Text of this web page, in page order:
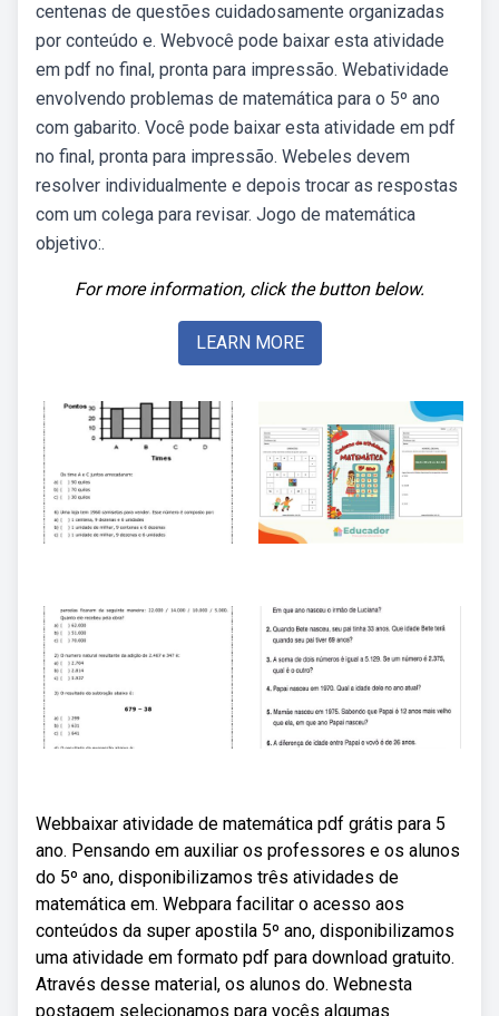
centenas de questões cuidadosamente organizadas
por conteúdo e. Webvocê pode baixar esta atividade
em pdf no final, pronta para impressão. Webatividade
envolvendo problemas de matemática para o 5º ano
com gabarito. Você pode baixar esta atividade em pdf
no final, pronta para impressão. Webeles devem
resolver individualmente e depois trocar as respostas
com um colega para revisar. Jogo de matemática
objetivo:.
For more information, click the button below.
LEARN MORE
Webbaixar atividade de matemática pdf grátis para 5
ano. Pensando em auxiliar os professores e os alunos
do 5º ano, disponibilizamos três atividades de
matemática em. Webpara facilitar o acesso aos
conteúdos da super apostila 5º ano, disponibilizamos
uma atividade em formato pdf para download gratuito.
Através desse material, os alunos do. Webnesta
postagem selecionamos para vocês algumas